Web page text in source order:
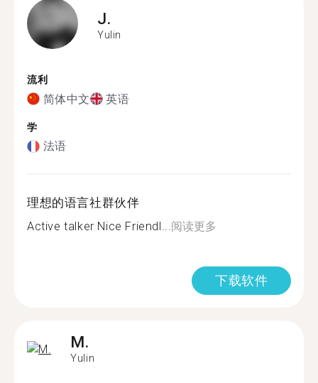
J.
Yulin
流利
简体中文 英语
学
法语
理想的语言社群伙伴
Active talker Nice Friendl...阅读更多
下载软件
M.
Yulin